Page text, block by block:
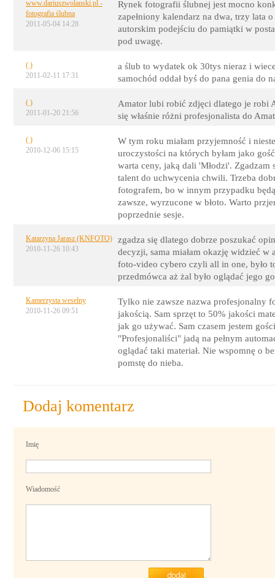
www.dariuszwolanski.pl -
fotografia ślubna
2011-05-04 14:28
Rynek fotografii ślubnej jest mocno
zapełniony kalendarz na dwa, trzy lata
autorskim podejściu do pamiątki w
pod uwagę.
( )
2011-02-11 17:31
a ślub to wydatek ok 30tys nieraz i
samochód oddał byś do pana genia do
( )
2011-01-20 21:56
Amator lubi robić zdjęci dlatego je robi
się właśnie różni profesjonalista do
( )
2010-12-06 15:15
W tym roku miałam przyjemność i
uroczystości na których byłam jako
warta ceny, jaką dali 'Młodzi'.
talent do uchwycenia chwili. Trzeba
fotografem, bo w innym przypadku
zawsze, wyrzucone w błoto. Warto
poprzednie sesje.
Katarzyna Jarasz (KNFOTO)
2010-11-26 10:43
zgadza się dlatego dobrze poszukać
decyzji, sama miałam okazję widzieć
foto-video cybero czyli all in one, było
przedmówca aż żal było oglądać jego
Kamerzysta weselny
2010-11-26 09:51
Tylko nie zawsze nazwa profesjonalny
jakością. Sam sprzęt to 50% jakości
jak go używać. Sam czasem jestem
"Profesjonaliści" jadą na pełnym
oglądać taki materiał. Nie wspomnę o
pomstę do nieba.
Dodaj komentarz
Imię
Wiadomość